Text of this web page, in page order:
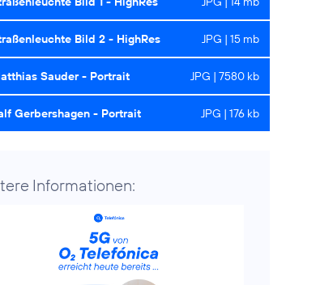
Bild 2 - HighRes JPG | 15 mb
Sauder - Portrait JPG | 7580 kb
Gerbershagen - Portrait JPG | 176 kb
Informationen: